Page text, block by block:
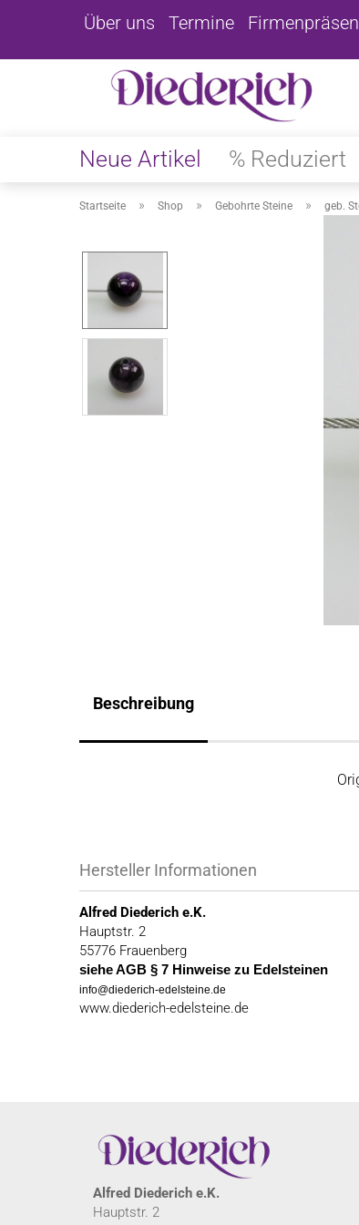
Über uns Termine
Neue Artikel % Reduziert
Startseite » Shop » Gebohrte Steine » geb.
Beschreibung
Hersteller Informationen
Alfred Diederich e.K.
Hauptstr. 2
55776 Frauenberg
siehe AGB § 7 Hinweise zu Edelsteinen
info@diederich-edelsteine.de
www.diederich-edelsteine.de
Alfred Diederich e.K.
Hauptstr. 2